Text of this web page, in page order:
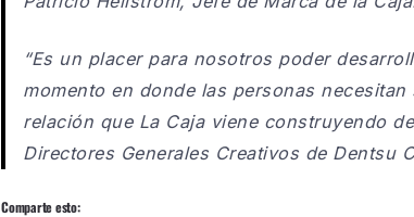
“Es un placer para nosotros poder
momento en donde las personas
relación que La Caja viene construyendo
Directores Generales Creativos de Dentsu
Comparte esto: